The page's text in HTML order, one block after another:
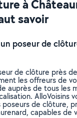
à
savoir
poseur de
de clôture près
les offreurs de
auprès de tous les
AlloVoisins
de clôture,
capables de